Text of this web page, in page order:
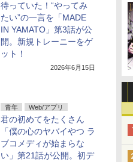
待っていた！“やってみ
たい”の一言を「MADE
IN YAMATO」第3話が公
開。新規トレーニーをゲ
ット！
2026年6月15日
青年 Web/アプリ
君の初めてをたくさん
「僕の心のヤバイやつ ラ
ブコメディが始まらな
い」第21話が公開。初デ